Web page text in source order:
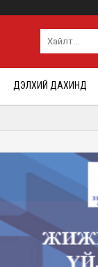
ДЭЛХИЙ ДАХИНД